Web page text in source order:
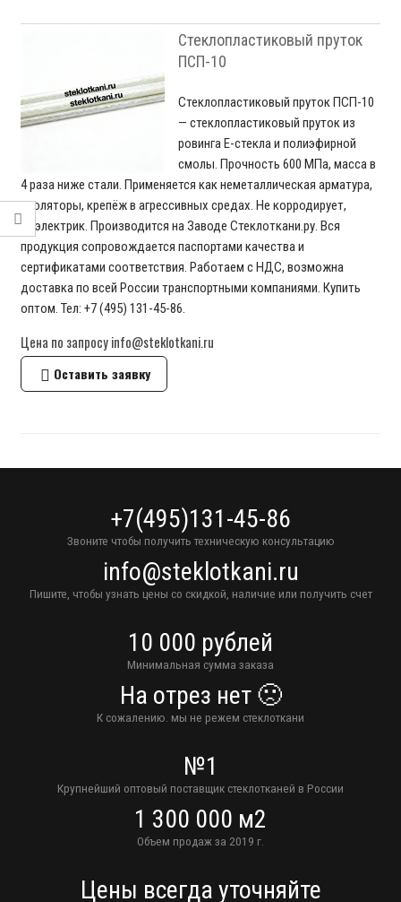
Стеклопластиковый пруток
ПСП-10
Стеклопластиковый пруток ПСП-10
— стеклопластиковый пруток из
ровинга E-стекла и полиэфирной
смолы. Прочность 600 МПа, масса в
4 раза ниже стали. Применяется как неметаллическая арматура,
изоляторы, крепёж в агрессивных средах. Не корродирует,
диэлектрик. Производится на Заводе Стеклоткани.ру. Вся
продукция сопровождается паспортами качества и
сертификатами соответствия. Работаем с НДС, возможна
доставка по всей России транспортными компаниями. Купить
оптом. Тел: +7 (495) 131-45-86.
Цена по запросу info@steklotkani.ru
Оставить заявку
+7(495)131-45-86
Звоните чтобы получить техническую консультацию
info@steklotkani.ru
Пишите, чтобы узнать цены со скидкой, наличие или получить счет
10 000 рублей
Минимальная сумма заказа
На отрез нет 🙁
К сожалению. мы не режем стеклоткани
№1
Крупнейший оптовый поставщик стеклотканей в России
1 300 000 м2
Объем продаж за 2019 г.
Цены всегда уточняйте